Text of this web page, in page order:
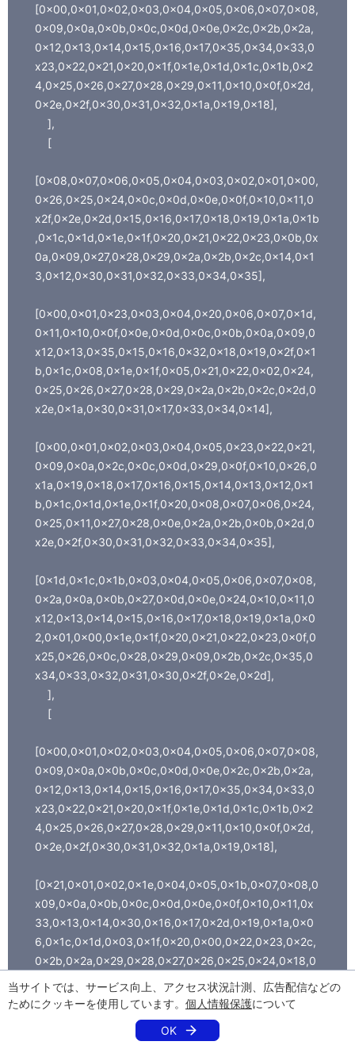
当サイトでは、サービス向上、アクセス状況計測、広告配信などの
ためにクッキーを使用しています。 個人情報保護について
OK
[0x00,0x01,0x02,0x03,0x04,0x05,0x06,0x07,0x08,
0x09,0x0a,0x0b,0x0c,0x0d,0x0e,0x2c,0x2b,0x2a,
0x12,0x13,0x14,0x15,0x16,0x17,0x35,0x34,0x33,0
x23,0x22,0x21,0x20,0x1f,0x1e,0x1d,0x1c,0x1b,0x2
4,0x25,0x26,0x27,0x28,0x29,0x11,0x10,0x0f,0x2d,
0x2e,0x2f,0x30,0x31,0x32,0x1a,0x19,0x18],
],
[
[0x08,0x07,0x06,0x05,0x04,0x03,0x02,0x01,0x00,
0x26,0x25,0x24,0x0c,0x0d,0x0e,0x0f,0x10,0x11,0
x2f,0x2e,0x2d,0x15,0x16,0x17,0x18,0x19,0x1a,0x1b
,0x1c,0x1d,0x1e,0x1f,0x20,0x21,0x22,0x23,0x0b,0x
0a,0x09,0x27,0x28,0x29,0x2a,0x2b,0x2c,0x14,0x1
3,0x12,0x30,0x31,0x32,0x33,0x34,0x35],
[0x00,0x01,0x23,0x03,0x04,0x20,0x06,0x07,0x1d,
0x11,0x10,0x0f,0x0e,0x0d,0x0c,0x0b,0x0a,0x09,0
x12,0x13,0x35,0x15,0x16,0x32,0x18,0x19,0x2f,0x1
b,0x1c,0x08,0x1e,0x1f,0x05,0x21,0x22,0x02,0x24,
0x25,0x26,0x27,0x28,0x29,0x2a,0x2b,0x2c,0x2d,0
x2e,0x1a,0x30,0x31,0x17,0x33,0x34,0x14],
[0x00,0x01,0x02,0x03,0x04,0x05,0x23,0x22,0x21,
0x09,0x0a,0x2c,0x0c,0x0d,0x29,0x0f,0x10,0x26,0
x1a,0x19,0x18,0x17,0x16,0x15,0x14,0x13,0x12,0x1
b,0x1c,0x1d,0x1e,0x1f,0x20,0x08,0x07,0x06,0x24,
0x25,0x11,0x27,0x28,0x0e,0x2a,0x2b,0x0b,0x2d,0
x2e,0x2f,0x30,0x31,0x32,0x33,0x34,0x35],
[0x1d,0x1c,0x1b,0x03,0x04,0x05,0x06,0x07,0x08,
0x2a,0x0a,0x0b,0x27,0x0d,0x0e,0x24,0x10,0x11,0
x12,0x13,0x14,0x15,0x16,0x17,0x18,0x19,0x1a,0x0
2,0x01,0x00,0x1e,0x1f,0x20,0x21,0x22,0x23,0x0f,0
x25,0x26,0x0c,0x28,0x29,0x09,0x2b,0x2c,0x35,0
x34,0x33,0x32,0x31,0x30,0x2f,0x2e,0x2d],
],
[
[0x00,0x01,0x02,0x03,0x04,0x05,0x06,0x07,0x08,
0x09,0x0a,0x0b,0x0c,0x0d,0x0e,0x2c,0x2b,0x2a,
0x12,0x13,0x14,0x15,0x16,0x17,0x35,0x34,0x33,0
x23,0x22,0x21,0x20,0x1f,0x1e,0x1d,0x1c,0x1b,0x2
4,0x25,0x26,0x27,0x28,0x29,0x11,0x10,0x0f,0x2d,
0x2e,0x2f,0x30,0x31,0x32,0x1a,0x19,0x18],
[0x21,0x01,0x02,0x1e,0x04,0x05,0x1b,0x07,0x08,0
x09,0x0a,0x0b,0x0c,0x0d,0x0e,0x0f,0x10,0x11,0x
33,0x13,0x14,0x30,0x16,0x17,0x2d,0x19,0x1a,0x0
6,0x1c,0x1d,0x03,0x1f,0x20,0x00,0x22,0x23,0x2c,
0x2b,0x2a,0x29,0x28,0x27,0x26,0x25,0x24,0x18,0
x2e,0x2f,0x15,0x31,0x32,0x12,0x34,0x35],
[0x1d,0x1c,0x1b,0x03,0x04,0x05,0x06,0x07,0x08,
0x2a,0x0a,0x0b,0x27,0x0d,0x0e,0x24,0x10,0x11,0